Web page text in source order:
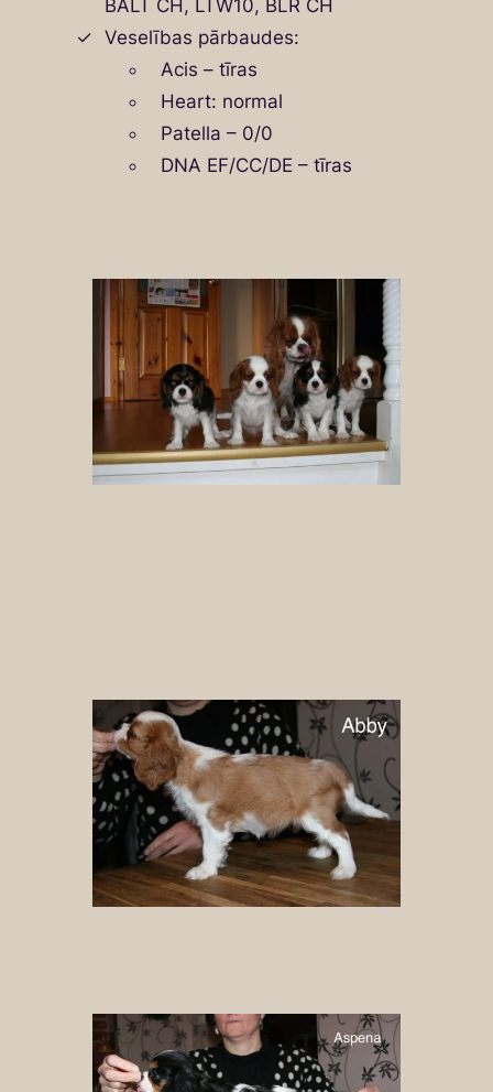
BALT CH, LTW10, BLR CH
Veselības pārbaudes:
Acis – tīras
Heart: normal
Patella – 0/0
DNA EF/CC/DE – tīras